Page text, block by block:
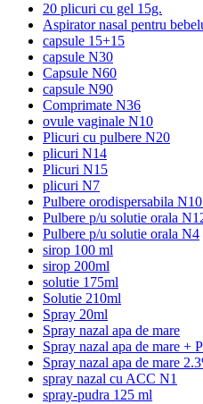
20 plicuri cu gel 15g.
Aspirator nasal pentru
capsule 15+15
capsule N30
Capsule N60
capsule N90
Comprimate N36
ovule vaginale N10
Plicuri cu pulbere N20
plicuri N14
Plicuri N15
plicuri N7
Pulbere orodispersabila
Pulbere p/u solutie orala
Pulbere p/u solutie orala N4
sirop 100 ml
sirop 200ml
solutie 175ml
Solutie 210ml
Spray 20ml
Spray nazal apa de mare
Spray nazal apa de mare +
Spray nazal apa de mare
spray nazal cu ACC N1
spray-pudra 125 ml